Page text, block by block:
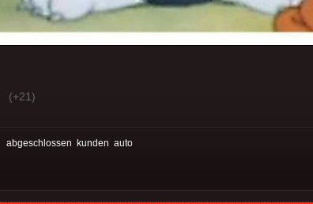
(+21)
abgeschlossen kunden auto